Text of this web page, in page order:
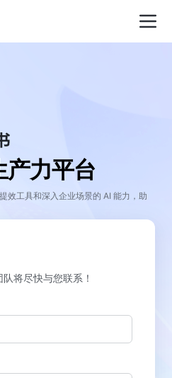
产力平台
效工具和深入企业场景的 AI 能力，助
将尽快与您联系！